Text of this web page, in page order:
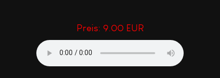
Preis: 9.00 EUR